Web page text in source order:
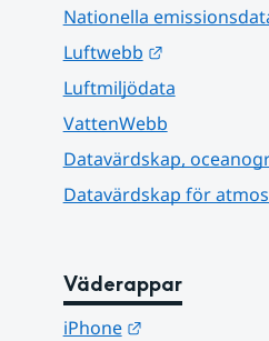
Nationella
Luftwebb
Länk till
Luftmiljödata
VattenWebb
Datavärdskap,
Datavärdskap för
Väderappar
iPhone
Länk till annan